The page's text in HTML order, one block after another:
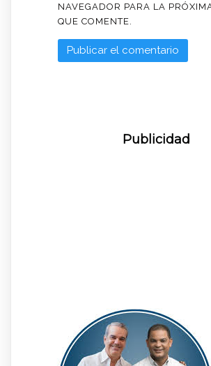
NAVEGADOR PARA LA
QUE COMENTE.
Publicidad